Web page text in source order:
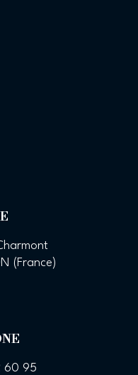
(France)
60 95